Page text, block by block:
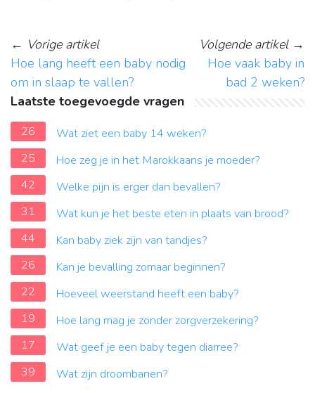
← Vorige artikel
Hoe lang heeft een baby nodig
om in slaap te vallen?
Volgende artikel→
Hoe vaak baby in
bad 2 weken?
Laatste toegevoegde vragen
26
Wat ziet een baby 14 weken?
25
Hoe zeg je in het Marokkaans je moeder?
42
Welke pijn is erger dan bevallen?
31
Wat kun je het beste eten in plaats van brood?
44
Kan baby ziek zijn van tandjes?
26
Kan je bevalling zomaar beginnen?
22
Hoeveel weerstand heeft een baby?
19
Hoe lang mag je zonder zorgverzekering?
17
Wat geef je een baby tegen diarree?
39
Wat zijn droombanen?